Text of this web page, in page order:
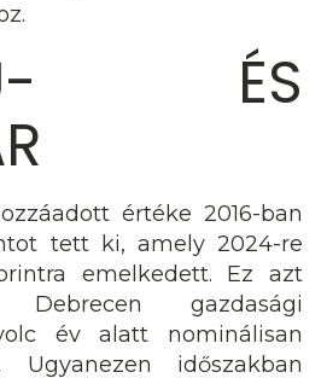
ÉS
értéke 2016-ban
tett ki, amely 2024-re
emelkedett. Ez azt
gazdasági
év alatt nominálisan
Ugyanezen időszakban